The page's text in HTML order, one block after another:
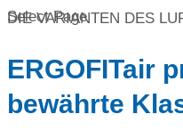
Select Page
DIE VARIANTEN DES
ERGOFITair
bewährte